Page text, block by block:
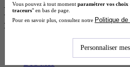
Les intitulés de diplôme
recherchés
Master Marketing Digital
Vous pouvez à tout moment paramétrer vos choix
traceurs" en bas de page.
Pour en savoir plus, consultez notre Politique
Personnaliser